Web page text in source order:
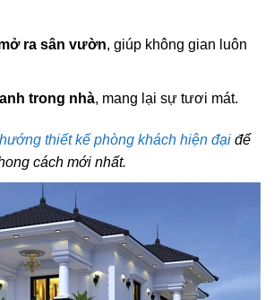
ra sân vườn, giúp không gian luôn
trong nhà, mang lại sự tươi mát.
thiết kế phòng khách hiện đại để
cách mới nhất.